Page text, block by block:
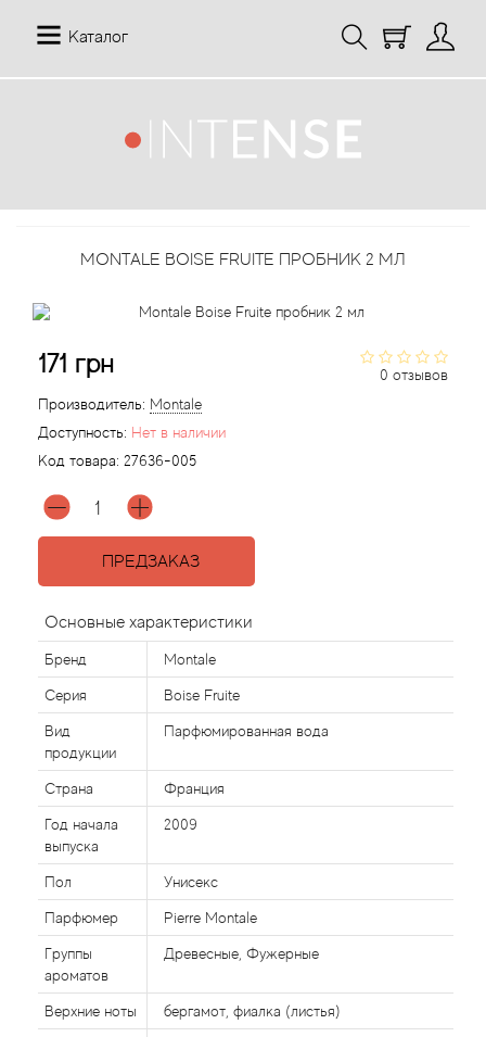
Каталог
MONTALE BOISE FRUITE ПРОБНИК 2 МЛ
0 отзывов
171 грн
Производитель: Montale
Доступность: Нет в наличии
Код товара: 27636-005
ПРЕДЗАКАЗ
Основные характеристики
Бренд Montale
Серия Boise Fruite
Вид
продукции
Парфюмированная вода
Страна Франция
Год начала
выпуска
2009
Пол Унисекс
Парфюмер Pierre Montale
Группы
ароматов
Древесные, Фужерные
Верхние ноты бергамот, фиалка (листья)
12 Parfumeurs Francais
19-69
27 87 Perfumes
42° by Beauty More
Abercrombie Fitch
Absolument Parfumeur
Acqua di Parma
Acqua di Sardegna
Adidas
Aedes de Venustas
Aerin Lauder
Affinessence
Afnan
Agatha Ruiz de la Prada
Agent Provocateur
Agonist
Отзывы
Доставка
Условия
Aкции
Контакты
История заказов
Рассылка новостей